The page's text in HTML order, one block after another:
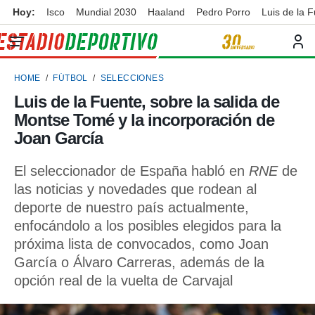
de
por
para
la
que se
calidad.
las
y
forma
digital
basada
Hoy: Isco Mundial 2030 Haaland Pedro Porro Luis de la
HOME FÚTBOL SELECCIONES
Luis de la Fuente, sobre la salida de
Montse Tomé y la incorporación de
Joan García
El seleccionador de España habló en RNE de
las noticias y novedades que rodean al
deporte de nuestro país actualmente,
enfocándolo a los posibles elegidos para la
próxima lista de convocados, como Joan
García o Álvaro Carreras, además de la
opción real de la vuelta de Carvajal